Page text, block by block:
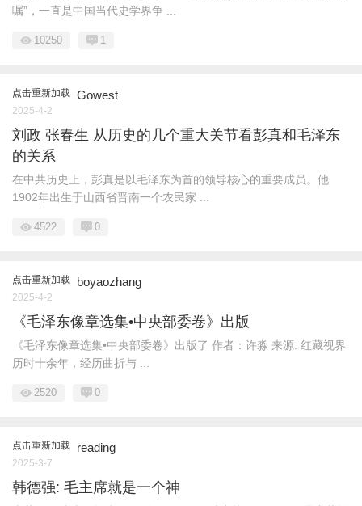
嘱”，一直是中国当代史学界争 ...
10250 1
点击重新加载 Gowest
2025-4-2
刘政 张春生 从历史的几个重大关节看彭真和毛泽东
的关系
在中共历史上，彭真是以毛泽东为首的领导核心的重要成员。他
1902年出生于山西省晋南一个农民家 ...
4522 0
点击重新加载 boyaozhang
2025-4-2
《毛泽东像章选集•中央部委卷》出版
《毛泽东像章选集•中央部委卷》出版了 作者：许淼 来源: 红藏视界
历时十余年，经历曲折与 ...
2520 0
点击重新加载 reading
2025-3-7
韩德强: 毛主席就是一个神